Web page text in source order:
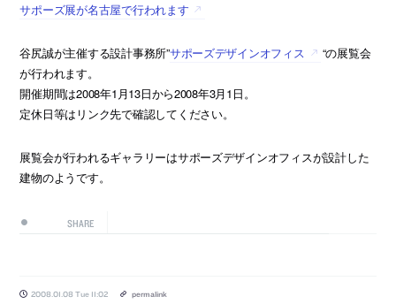
サポーズ展が名古屋で行われます
谷尻誠が主催する設計事務所”サポーズデザインオフィス
“の展覧会
が行われます。
開催期間は2008年1月13日から2008年3月1日。
定休日等はリンク先で確認してください。
展覧会が行われるギャラリーはサポーズデザインオフィスが設計した
建物のようです。
SHARE
2008.01.08 Tue 11:02 permalink